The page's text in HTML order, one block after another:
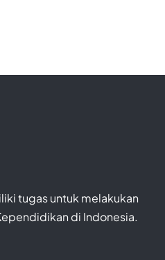
tugas untuk melakukan
di Indonesia.